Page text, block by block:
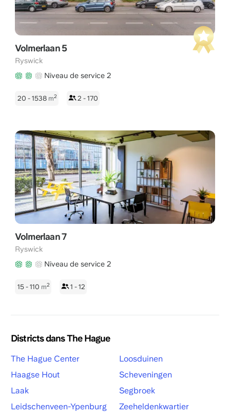
Volmerlaan 5
Ryswick
Niveau de service 2
20 - 1538 m2 2 - 170
Volmerlaan 7
Ryswick
Niveau de service 2
15 - 110 m2 1 - 12
Districts dans The Hague
The Hague Center
Haagse Hout
Laak
Leidschenveen-Ypenburg
Loosduinen
Scheveningen
Segbroek
Zeeheldenkwartier